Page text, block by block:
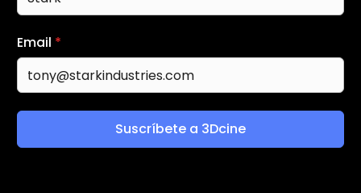
Email *
Suscríbete a 3Dcine